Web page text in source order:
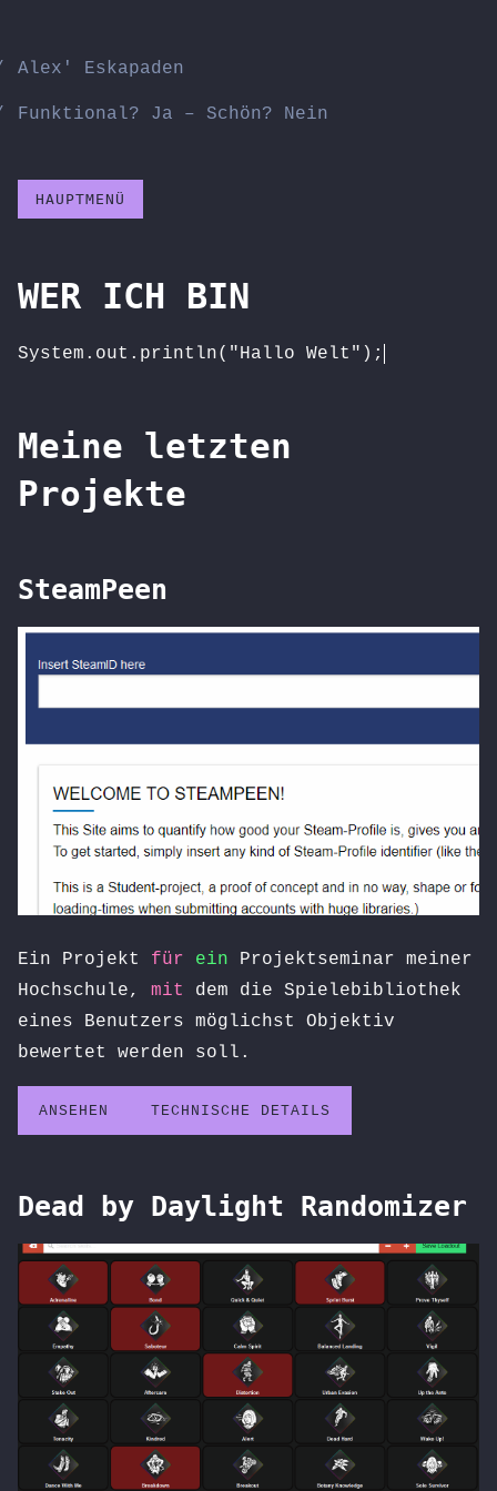
springen
Alex' Eskapaden
Funktional? Ja – Schön? Nein
HAUPTMENÜ
WER ICH BIN
System.out.println("Hallo Welt");
Meine letzten
Projekte
SteamPeen
Ein Projekt für ein Projektseminar meiner
Hochschule, mit
dem die Spielebibliothek
eines Benutzers möglichst Objektiv
bewertet werden soll.
ANSEHEN TECHNISCHE DETAILS
Dead by Daylight Randomizer